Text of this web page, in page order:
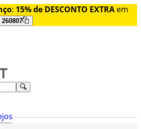
: 15% de DESCONTO EXTRA em
260807